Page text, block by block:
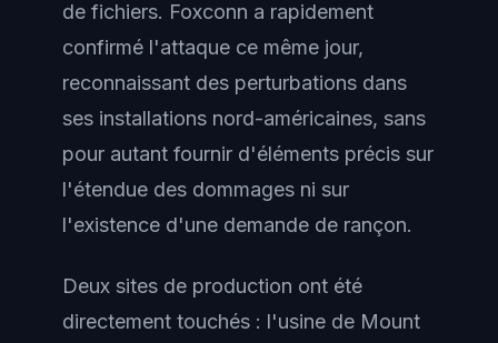
de fichiers. Foxconn a rapidement
confirmé l'attaque ce même jour,
reconnaissant des perturbations dans
ses installations nord-américaines, sans
pour autant fournir d'éléments précis sur
l'étendue des dommages ni sur
l'existence d'une demande de rançon.
Deux sites de production ont été
directement touchés : l'usine de Mount